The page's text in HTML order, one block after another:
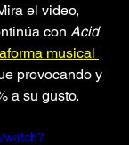
el video,
con Acid
musical
provocando y
a su gusto.
watch?